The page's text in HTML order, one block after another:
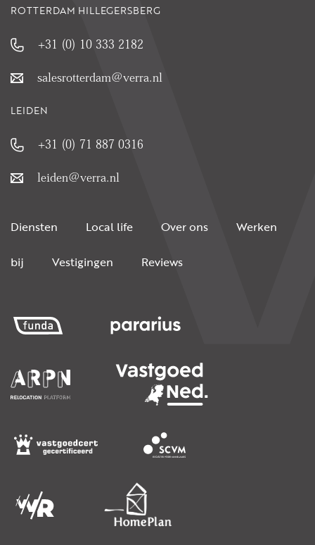
ROTTERDAM HILLEGERSBERG
+31 (0) 10 333 2182
salesrotterdam@verra.nl
LEIDEN
+31 (0) 71 887 0316
leiden@verra.nl
Diensten Local life Over ons Werken
bij Vestigingen Reviews